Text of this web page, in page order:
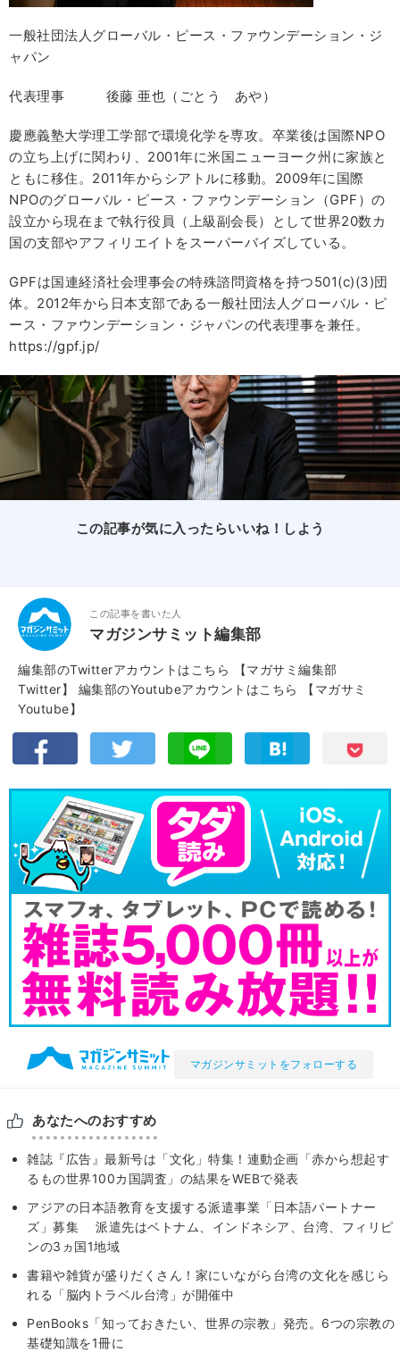
一般社団法人グローバル・ピース・ファウンデーション・ジ
ャパン
代表理事 後藤 亜也（ごとう あや）
慶應義塾大学理工学部で環境化学を専攻。卒業後は国際NPO
の立ち上げに関わり、2001年に米国ニューヨーク州に家族と
ともに移住。2011年からシアトルに移動。2009年に国際
NPOのグローバル・ピース・ファウンデーション（GPF）の
設立から現在まで執行役員（上級副会長）として世界20数カ
国の支部やアフィリエイトをスーパーバイズしている。
GPFは国連経済社会理事会の特殊諮問資格を持つ501(c)(3)団
体。2012年から日本支部である一般社団法人グローバル・ピ
ース・ファウンデーション・ジャパンの代表理事を兼任。
https://gpf.jp/
この記事が気に入ったらいいね！しよう
この記事を書いた人
マガジンサミット編集部
編集部のTwitterアカウントはこちら
【マガサミ編集部
Twitter】
編集部のYoutubeアカウントはこちら
【マガサミ
Youtube】
マガジンサミットをフォローする
あなたへのおすすめ
雑誌『広告』最新号は「文化」特集！連動企画「赤から想起す
るもの世界100カ国調査」の結果をWEBで発表
アジアの日本語教育を支援する派遣事業「日本語パートナー
ズ」募集 派遣先はベトナム、インドネシア、台湾、フィリピ
ンの3ヵ国1地域
書籍や雑貨が盛りだくさん！家にいながら台湾の文化を感じら
れる「脳内トラベル台湾」が開催中
PenBooks「知っておきたい、世界の宗教」発売。6つの宗教の
基礎知識を1冊に